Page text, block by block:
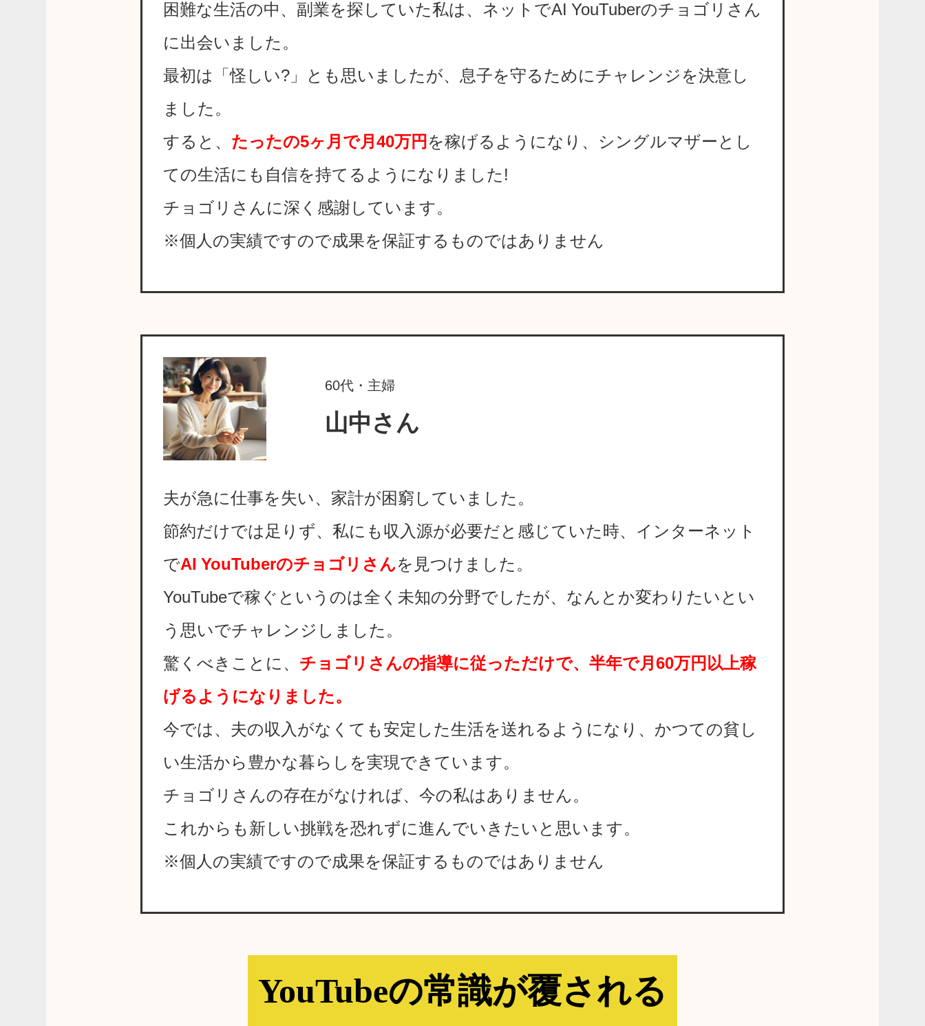
困難な生活の中、副業を探していた私は、ネットでAI YouTuberのチョゴリさん
に出会いました。
最初は「怪しい?」とも思いましたが、息子を守るためにチャレンジを決意し
ました。
すると、 たったの5ヶ月で月40万円 を稼げるようになり、シングルマザーとし
ての生活にも自信を持てるようになりました!
チョゴリさんに深く感謝しています。
※個人の実績ですので成果を保証するものではありません
60代・主婦
山中さん
夫が急に仕事を失い、家計が困窮していました。
節約だけでは足りず、私にも収入源が必要だと感じていた時、インターネット
でAI YouTuberのチョゴリさんを見つけました。
YouTubeで稼ぐというのは全く未知の分野でしたが、なんとか変わりたいとい
う思いでチャレンジしました。
驚くべきことに、 チョゴリさんの指導に従っただけで、半年で月60万円以上稼
げるようになりました。
今では、夫の収入がなくても安定した生活を送れるようになり、かつての貧し
い生活から豊かな暮らしを実現できています。
チョゴリさんの存在がなければ、今の私はありません。
これからも新しい挑戦を恐れずに進んでいきたいと思います。
※個人の実績ですので成果を保証するものではありません
YouTubeの常識が覆される